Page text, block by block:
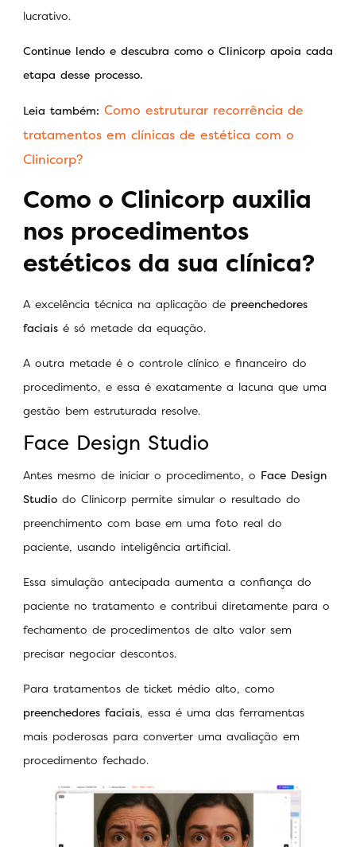
lucrativo.
Continue lendo e descubra como o Clinicorp apoia cada
etapa desse processo.
Leia também: Como estruturar recorrência de
tratamentos em clínicas de estética com o
Clinicorp?
Como o Clinicorp auxilia
nos procedimentos
estéticos da sua clínica?
A excelência técnica na aplicação de preenchedores
faciais é só metade da equação.
A outra metade é o controle clínico e financeiro do
procedimento, e essa é exatamente a lacuna que uma
gestão bem estruturada resolve.
Face Design Studio
Antes mesmo de iniciar o procedimento, o Face Design
Studio do Clinicorp permite simular o resultado do
preenchimento com base em uma foto real do
paciente, usando inteligência artificial.
Essa simulação antecipada aumenta a confiança do
paciente no tratamento e contribui diretamente para o
fechamento de procedimentos de alto valor sem
precisar negociar descontos.
Para tratamentos de ticket médio alto, como
preenchedores faciais, essa é uma das ferramentas
mais poderosas para converter uma avaliação em
procedimento fechado.